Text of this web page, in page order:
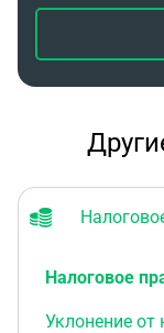
Налоговое
Уклонение от